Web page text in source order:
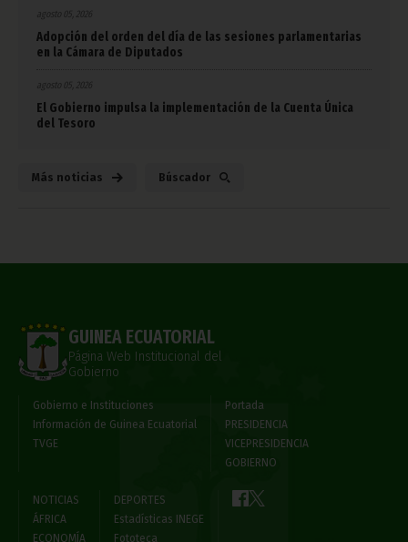
Adopción del orden del día de las sesiones parlamentarias
en la Cámara de Diputados
El Gobierno impulsa la implementación de la Cuenta Única
del Tesoro
Más noticias Búscador
GUINEA ECUATORIAL
Página Web Institucional del
Gobierno
Gobierno e Instituciones
Información de Guinea Ecuatorial
TVGE
Portada
PRESIDENCIA
VICEPRESIDENCIA
GOBIERNO
NOTICIAS
ÁFRICA
ECONOMÍA
DEPORTES
Estadísticas INEGE
Fototeca